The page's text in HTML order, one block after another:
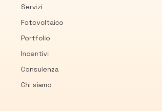
Servizi
Fotovoltaico
Portfolio
Incentivi
Consulenza
Chi siamo